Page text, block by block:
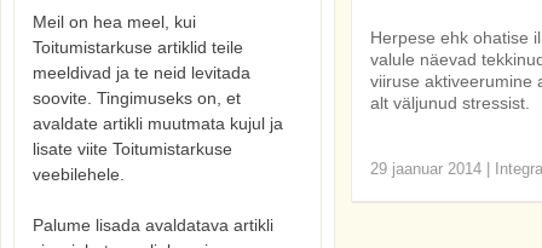
Herpese ehk ohatise
valule näevad
viiruse aktiveerumine
alt väljunud stressist.
29 jaanuar 2014
Meil on hea meel, kui
Toitumistarkuse artiklid teile
meeldivad ja te neid levitada
soovite. Tingimuseks on, et
avaldate artikli muutmata kujul ja
lisate viite Toitumistarkuse
veebilehele.
Palume lisada avaldatava artikli